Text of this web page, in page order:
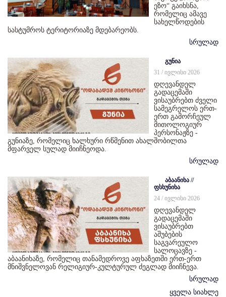
ეზო“ გაიხსნა,
რომელიც ამავე
სახელწოდების
სასტუმროს ტერიტორიაზე მდებარეობს.
სრულად
გუნია
31 / ივლისი 2026
დღევანდელ
გადაცემაში
ვისაუბრებთ ძველი
სამეგრელოს ერთ-
ერთ გამორჩეულ
მითოლოგიურ
პერსონაჟზე -
გუნიაზე, რომელიც ხალხური რწმენით ახალშობილთა
მფარველ სულად მიიჩნეოდა.
სრულად
აბაანიხა //
ფსხუნიხა
24 / ივლისი 2026
დღევანდელ
გადაცემაში
ვისაუბრებთ
აშუბების
საგვარეულო
სალოცავზე -
აბაანიხაზე, რომელიც თანამედროვე აფხაზეთში ერთ-ერთ
მნიშვნელოვან რელიგიურ-კულტურულ ძეგლად მიიჩნევა.
სრულად
ყველა სიახლე